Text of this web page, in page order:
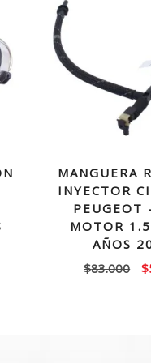
MANGUERA
INYECTOR
PEUGEOT
MOTOR
AÑOS
$83.000
El
$